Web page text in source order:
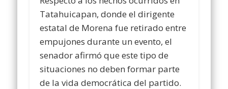
Tatahuicapan, donde el dirigente
estatal de Morena fue retirado entre
empujones durante un evento, el
senador afirmó que este tipo de
situaciones no deben formar parte
de la vida democrática del partido.